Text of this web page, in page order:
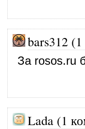
bars312
За rosos.ru
Lada (1